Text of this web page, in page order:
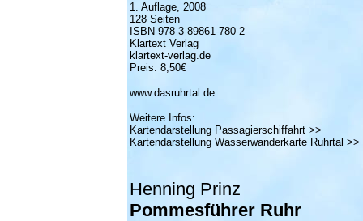
1. Auflage, 2008
128 Seiten
ISBN 978-3-89861-780-2
Klartext Verlag
klartext-verlag.de
Preis: 8,50€
www.dasruhrtal.de
Weitere Infos:
Kartendarstellung Passagierschiffahrt >>
Kartendarstellung Wasserwanderkarte Ruhrtal >>
Henning Prinz
Pommesführer Ruhr